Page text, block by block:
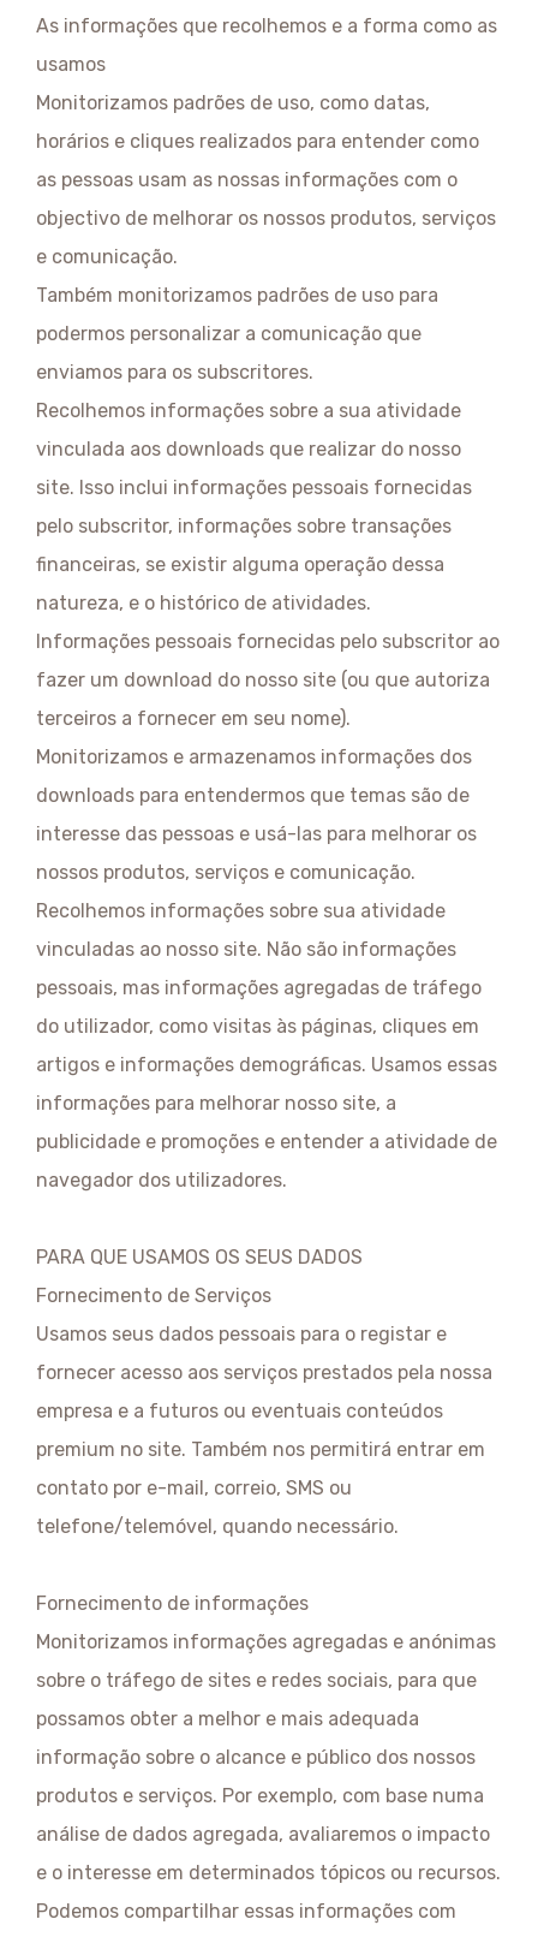
As informações que recolhemos e a forma como as
usamos
Monitorizamos padrões de uso, como datas,
horários e cliques realizados para entender como
as pessoas usam as nossas informações com o
objectivo de melhorar os nossos produtos, serviços
e comunicação.
Também monitorizamos padrões de uso para
podermos personalizar a comunicação que
enviamos para os subscritores.
Recolhemos informações sobre a sua atividade
vinculada aos downloads que realizar do nosso
site. Isso inclui informações pessoais fornecidas
pelo subscritor, informações sobre transações
financeiras, se existir alguma operação dessa
natureza, e o histórico de atividades.
Informações pessoais fornecidas pelo subscritor ao
fazer um download do nosso site (ou que autoriza
terceiros a fornecer em seu nome).
Monitorizamos e armazenamos informações dos
downloads para entendermos que temas são de
interesse das pessoas e usá-las para melhorar os
nossos produtos, serviços e comunicação.
Recolhemos informações sobre sua atividade
vinculadas ao nosso site. Não são informações
pessoais, mas informações agregadas de tráfego
do utilizador, como visitas às páginas, cliques em
artigos e informações demográficas. Usamos essas
informações para melhorar nosso site, a
publicidade e promoções e entender a atividade de
navegador dos utilizadores.
PARA QUE USAMOS OS SEUS DADOS
Fornecimento de Serviços
Usamos seus dados pessoais para o registar e
fornecer acesso aos serviços prestados pela nossa
empresa e a futuros ou eventuais conteúdos
premium no site. Também nos permitirá entrar em
contato por e-mail, correio, SMS ou
telefone/telemóvel, quando necessário.
Fornecimento de informações
Monitorizamos informações agregadas e anónimas
sobre o tráfego de sites e redes sociais, para que
possamos obter a melhor e mais adequada
informação sobre o alcance e público dos nossos
produtos e serviços. Por exemplo, com base numa
análise de dados agregada, avaliaremos o impacto
e o interesse em determinados tópicos ou recursos.
Podemos compartilhar essas informações com